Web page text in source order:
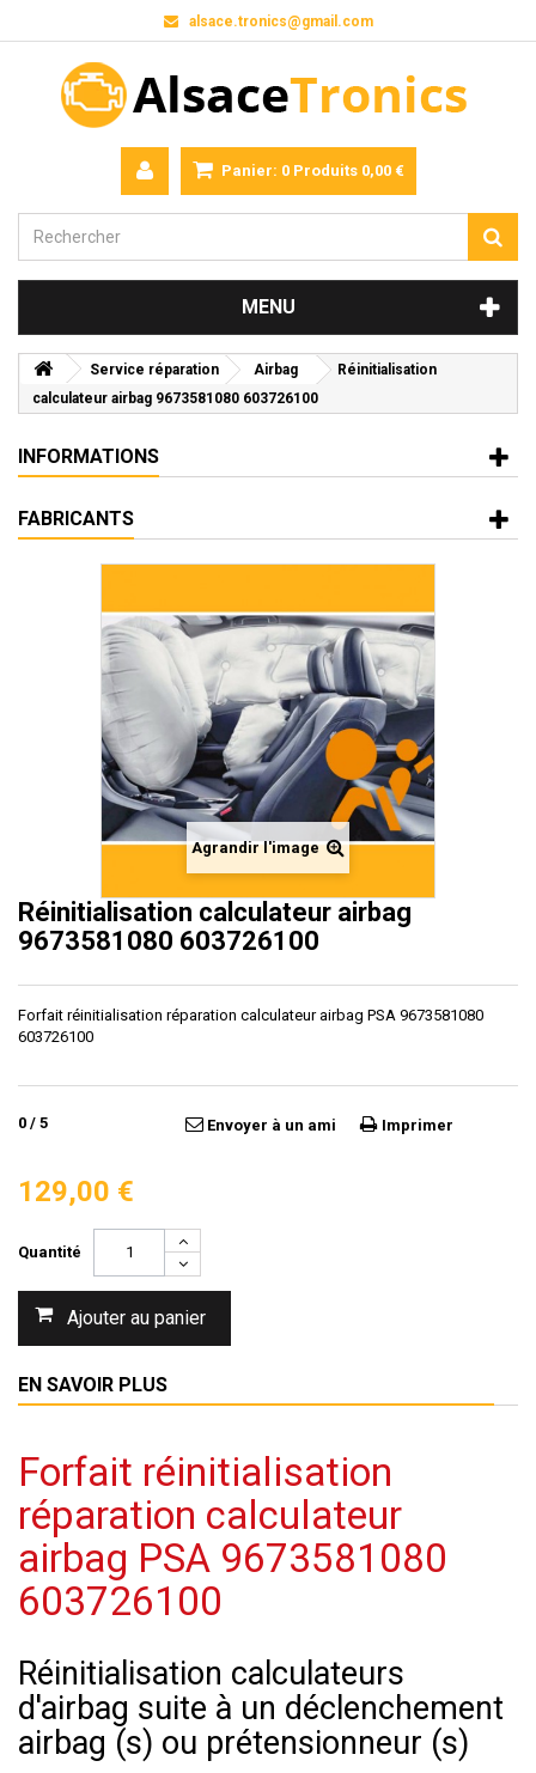
alsace.tronics@gmail.com
Panier: 0 Produits 0,00 €
MENU
Service réparation Airbag
Réinitialisation
calculateur airbag 9673581080 603726100
INFORMATIONS
FABRICANTS
Agrandir l'image
Réinitialisation calculateur airbag
9673581080 603726100
Forfait réinitialisation réparation calculateur airbag PSA 9673581080
603726100
0 / 5 Envoyer à un ami Imprimer
129,00 €
Quantité
Ajouter au panier
EN SAVOIR PLUS
Forfait réinitialisation
réparation calculateur
airbag PSA 9673581080
603726100
Réinitialisation calculateurs
d'airbag suite à un déclenchement
airbag (s) ou prétensionneur (s)